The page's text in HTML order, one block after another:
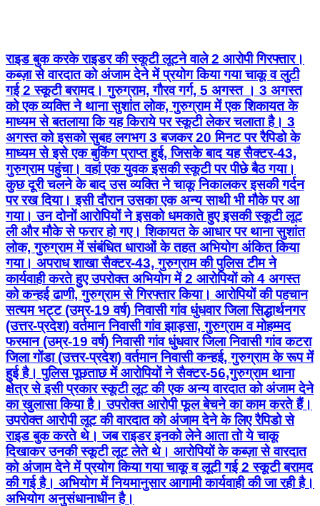
राइड बुक करके राइडर की स्कूटी लूटने वाले 2 आरोपी गिरफ्तार।
कब्ज़ा से वारदात को अंजाम देने में प्रयोग किया गया चाकू व लुटी
गई 2 स्कूटी बरामद। गुरुग्राम, गौरव गर्ग, 5 अगस्त । 3 अगस्त
को एक व्यक्ति ने थाना सुशांत लोक, गुरुग्राम में एक शिकायत के
माध्यम से बतलाया कि यह किराये पर स्कूटी लेकर चलाता है। 3
अगस्त को इसको सुबह लगभग 3 बजकर 20 मिनट पर रैपिडो के
माध्यम से इसे एक बुकिंग प्राप्त हुई, जिसके बाद यह सैक्टर-43,
गुरुग्राम पहुंचा। वहां एक युवक इसकी स्कूटी पर पीछे बैठ गया।
कुछ दूरी चलने के बाद उस व्यक्ति ने चाकू निकालकर इसकी गर्दन
पर रख दिया। इसी दौरान उसका एक अन्य साथी भी मौके पर आ
गया। उन दोनों आरोपियों ने इसको धमकाते हुए इसकी स्कूटी लूट
ली और मौके से फरार हो गए। शिकायत के आधार पर थाना सुशांत
लोक, गुरुग्राम में संबंधित धाराओं के तहत अभियोग अंकित किया
गया। अपराध शाखा सैक्टर-43, गुरुग्राम की पुलिस टीम ने
कार्यवाही करते हुए उपरोक्त अभियोग में 2 आरोपियों को 4 अगस्त
को कन्हई ढाणी, गुरुग्राम से गिरफ्तार किया। आरोपियों की पहचान
सत्यम भट्ट (उम्र-19 वर्ष) निवासी गांव धुंधवार जिला सिद्धार्थनगर
(उत्तर-प्रदेश) वर्तमान निवासी गांव झाड़सा, गुरुग्राम व मोहम्मद
फरमान (उम्र-19 वर्ष) निवासी गांव धुंधवार जिला निवासी गांव कटरा
जिला गोंडा (उत्तर-प्रदेश) वर्तमान निवासी कन्हई, गुरुग्राम के रूप में
हुई है। पुलिस पूछताछ में आरोपियों ने सैक्टर-56,गुरुग्राम थाना
क्षेत्र से इसी प्रकार स्कूटी लूट की एक अन्य वारदात को अंजाम देने
का खुलासा किया है। उपरोक्त आरोपी फूल बेचने का काम करते हैं।
उपरोक्त आरोपी लूट की वारदात को अंजाम देने के लिए रैपिडो से
राइड बुक करते थे। जब राइडर इनको लेने आता तो ये चाकू
दिखाकर उनकी स्कूटी लूट लेते थे। आरोपियों के कब्ज़ा से वारदात
को अंजाम देने में प्रयोग किया गया चाकू व लूटी गई 2 स्कूटी बरामद
की गई है। अभियोग में नियमानुसार आगामी कार्यवाही की जा रही है।
अभियोग अनुसंधानाधीन है।